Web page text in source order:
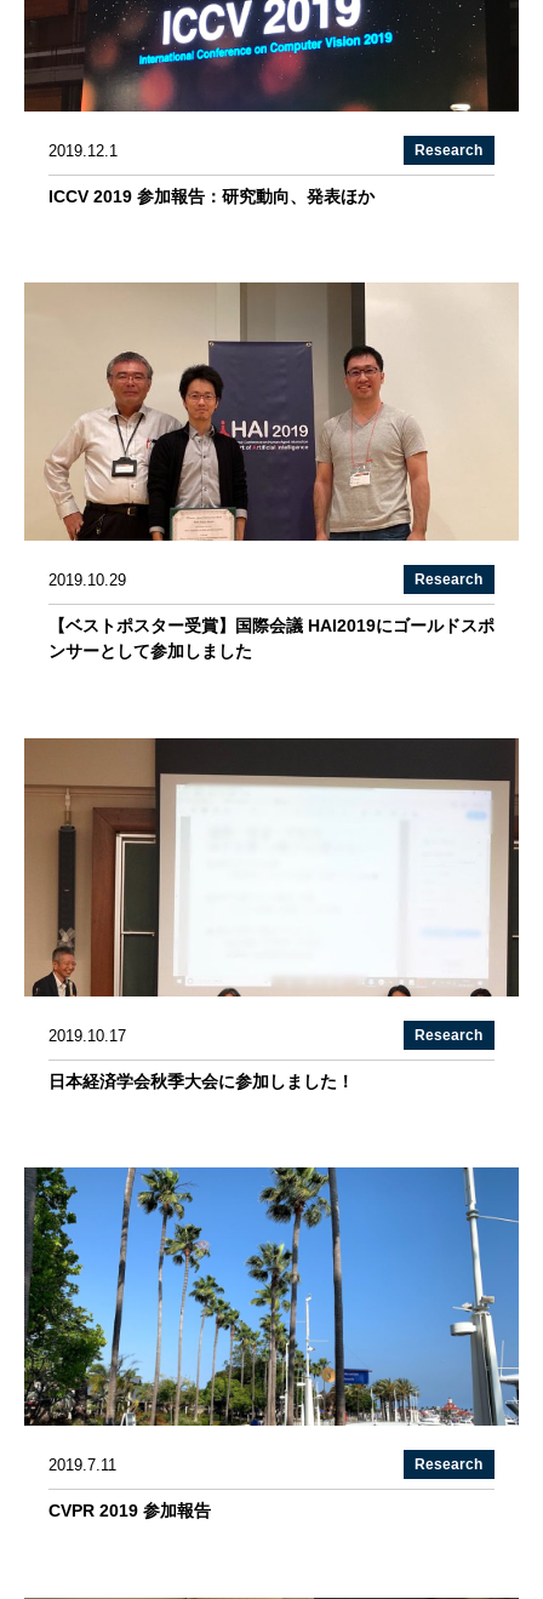
2019.12.1 Research
ICCV 2019 参加報告：研究動向、発表ほか
2019.10.29 Research
【ベストポスター受賞】国際会議 HAI2019にゴールドスポ
ンサーとして参加しました
2019.10.17 Research
日本経済学会秋季大会に参加しました！
2019.7.11 Research
CVPR 2019 参加報告